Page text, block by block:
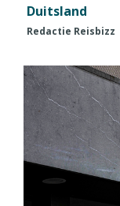
Duitsland
Redactie Reisbizz